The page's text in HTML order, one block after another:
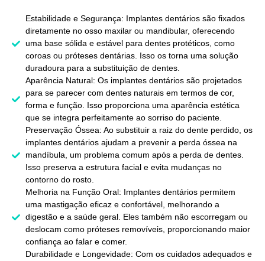
Estabilidade e Segurança: Implantes dentários são fixados
diretamente no osso maxilar ou mandibular, oferecendo
uma base sólida e estável para dentes protéticos, como
coroas ou próteses dentárias. Isso os torna uma solução
duradoura para a substituição de dentes.
Aparência Natural: Os implantes dentários são projetados
para se parecer com dentes naturais em termos de cor,
forma e função. Isso proporciona uma aparência estética
que se integra perfeitamente ao sorriso do paciente.
Preservação Óssea: Ao substituir a raiz do dente perdido, os
implantes dentários ajudam a prevenir a perda óssea na
mandíbula, um problema comum após a perda de dentes.
Isso preserva a estrutura facial e evita mudanças no
contorno do rosto.
Melhoria na Função Oral: Implantes dentários permitem
uma mastigação eficaz e confortável, melhorando a
digestão e a saúde geral. Eles também não escorregam ou
deslocam como próteses removíveis, proporcionando maior
confiança ao falar e comer.
Durabilidade e Longevidade: Com os cuidados adequados e